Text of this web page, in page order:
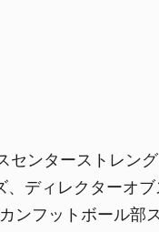
センターストレ
ディレクターオ
ンフットボール